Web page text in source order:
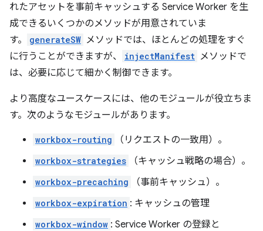
れたアセットを事前キャッシュする Service Worker を生
成できるいくつかのメソッドが用意されていま
す。
generateSW メソッドでは、ほとんどの処理をすぐ
に行うことができますが、
injectManifest メソッドで
は、必要に応じて細かく制御できます。
より高度なユースケースには、他のモジュールが役立ちま
す。次のようなモジュールがあります。
workbox-routing （リクエストの一致用）。
workbox-strategies （キャッシュ戦略の場合）。
workbox-precaching （事前キャッシュ）。
workbox-expiration : キャッシュの管理
workbox-window : Service Worker の登録と